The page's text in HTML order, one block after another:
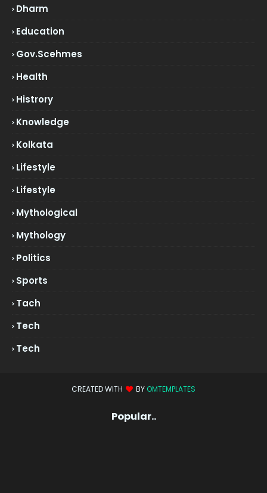
Dharm
Education
Gov.scehmes
Health
Histrory
Knowledge
Kolkata
Lifestyle
Lifestyle
Mythological
Mythology
Politics
Sports
Tach
Tech
Tech
CREATED WITH BY OMTEMPLATES
Popular..